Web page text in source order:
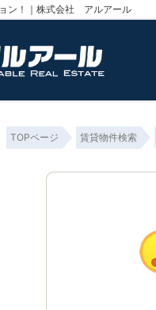
ン！｜株式会社 アルアール
TOPページ 賃貸物件検索